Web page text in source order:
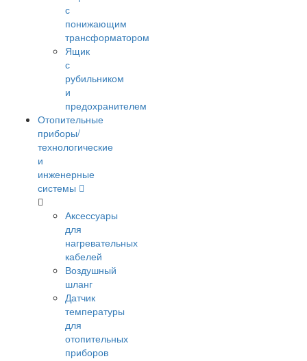
с
понижающим
трансформатором
Ящик
с
рубильником
и
предохранителем
Отопительные
приборы/
технологические
и
инженерные
системы
Аксессуары
для
нагревательных
кабелей
Воздушный
шланг
Датчик
температуры
для
отопительных
приборов